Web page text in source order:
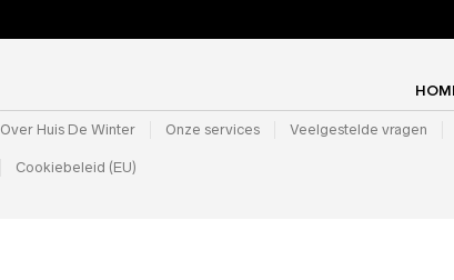
Over Huis De Winter Onze services Veelgestelde vragen
Cookiebeleid (EU)